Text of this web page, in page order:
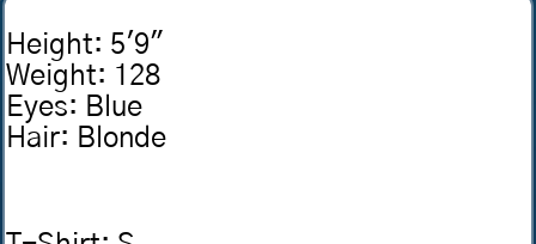
Height: 5'9"
Weight: 128
Eyes: Blue
Hair: Blonde